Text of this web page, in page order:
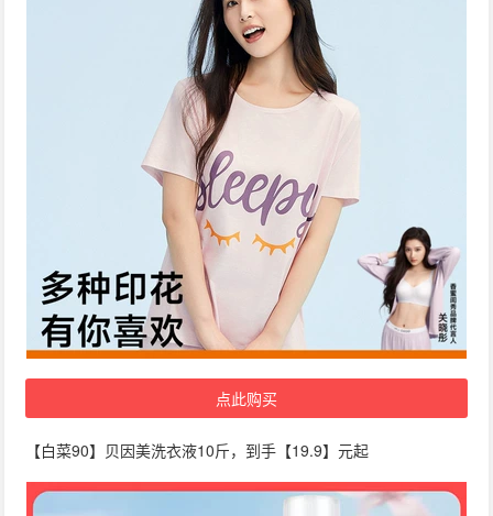
点此购买
【白菜90】贝因美洗衣液10斤，到手【19.9】元起